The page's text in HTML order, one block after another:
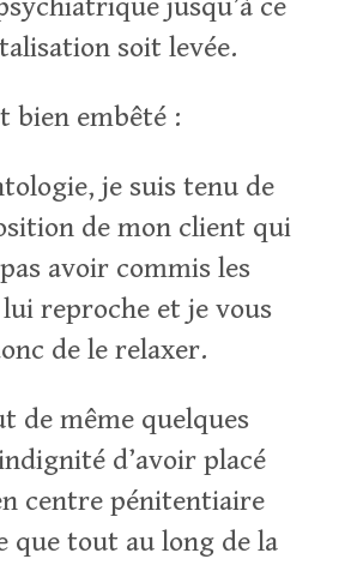
jusqu’à ce
soit levée.
bien embêté :
je suis tenu de
de mon client qui
avoir commis les
reproche et je vous
de le relaxer.
de même quelques
d’avoir placé
centre pénitentiaire
que tout au long de la